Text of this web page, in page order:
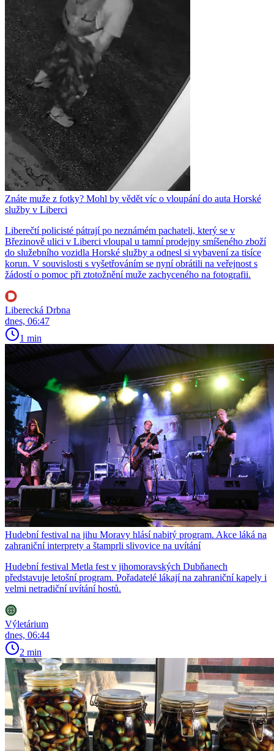
Znáte muže z fotky? Mohl by vědět víc o vloupání do auta Horské
služby v Liberci
Liberečtí policisté pátrají po neznámém pachateli, který se v
Březinově ulici v Liberci vloupal u tamní prodejny smíšeného zboží
do služebního vozidla Horské služby a odnesl si vybavení za tisíce
korun. V souvislosti s vyšetřováním se nyní obrátili na veřejnost s
žádostí o pomoc při ztotožnění muže zachyceného na fotografii.
Liberecká Drbna
dnes, 06:47
1 min
Hudební festival na jihu Moravy hlásí nabitý program. Akce láká na
zahraniční interprety a štamprli slivovice na uvítání
Hudební festival Metla fest v jihomoravských Dubňanech
představuje letošní program. Pořadatelé lákají na zahraniční kapely i
velmi netradiční uvítání hostů.
Výletárium
dnes, 06:44
2 min